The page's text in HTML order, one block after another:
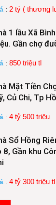
: 2 tỷ ( thương
1 lầu Xã
Gần chợ
: 850 triệu tl
Mặt Tiền
Củ Chi, Tp
: 4 tỷ 500 triệu
Sổ Hồng
8, Gần khu
: 4 tỷ 300 triệu tl